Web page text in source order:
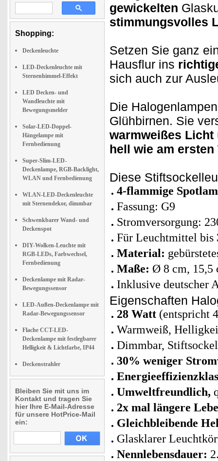
Shopping:
Deckenleuchte
LED-Deckenleuchte mit
Sternenhimmel-Effekt
LED Decken- und
Wandleuchte mit
Bewegungsmelder
Solar-LED-Doppel-
Hängelampe mit
Fernbedienung
Super-Slim-LED-
Deckenlampe, RGB-Backlight,
WLAN und Fernbedienung
WLAN-LED-Deckenleuchte
mit Sternendekor, dimmbar
Schwenkbarer Wand- und
Deckenspot
DIY-Wolken-Leuchte mit
RGB-LEDs, Farbwechsel,
Fernbedienung
Deckenlampe mit Radar-
Bewegungssensor
LED-Außen-Deckenlampe mit
Radar-Bewegungssensor
Flache CCT-LED-
Deckenlampe mit festlegbarer
Helligkeit & Lichtfarbe, IP44
Deckenstrahler
Bleiben Sie mit uns im
Kontakt und tragen Sie
hier Ihre E-Mail-Adresse
für unsere HotPrice-Mail
ein:
gewickelten
stimmungsvolles
Setzen Sie ganz
Hausflur ins
sich auch zur
Die
Glühbirnen. Sie
warmweißes Licht
hell wie am ersten
Diese
4-flammige
Fassung: G9
Stromversorgung:
Für Leuchtmittel bis
Material:
Maße: Ø 8 cm, 15,5
Inklusive deutscher
Eigenschaften
28 Watt (entspricht
Warmweiß,
Dimmbar,
30% weniger
Umweltfreundlich,
2x mal längere
Gleichbleibende
Glasklarer
Nennlebensdauer: